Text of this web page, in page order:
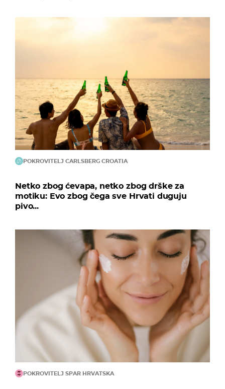
POKROVITELJ CARLSBERG CROATIA
Netko zbog ćevapa, netko zbog drške za
motiku: Evo zbog čega sve Hrvati duguju
pivo...
POKROVITELJ SPAR HRVATSKA